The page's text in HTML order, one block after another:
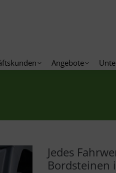
Angebote
Jedes
Bordsteinen